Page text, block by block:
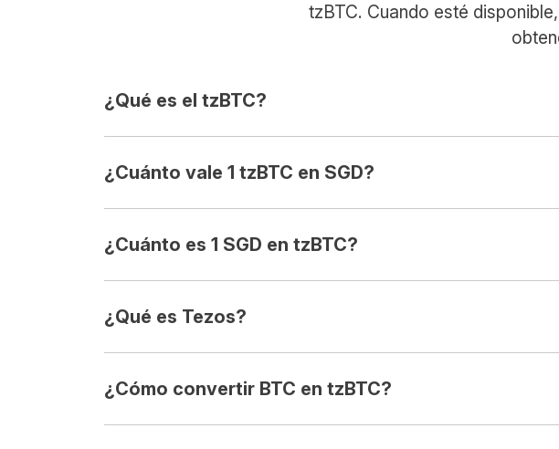
tzBTC. Cuando esté
¿Qué es el tzBTC?
¿Cuánto vale 1 tzBTC en SGD?
¿Cuánto es 1 SGD en tzBTC?
¿Qué es Tezos?
¿Cómo convertir BTC en tzBTC?